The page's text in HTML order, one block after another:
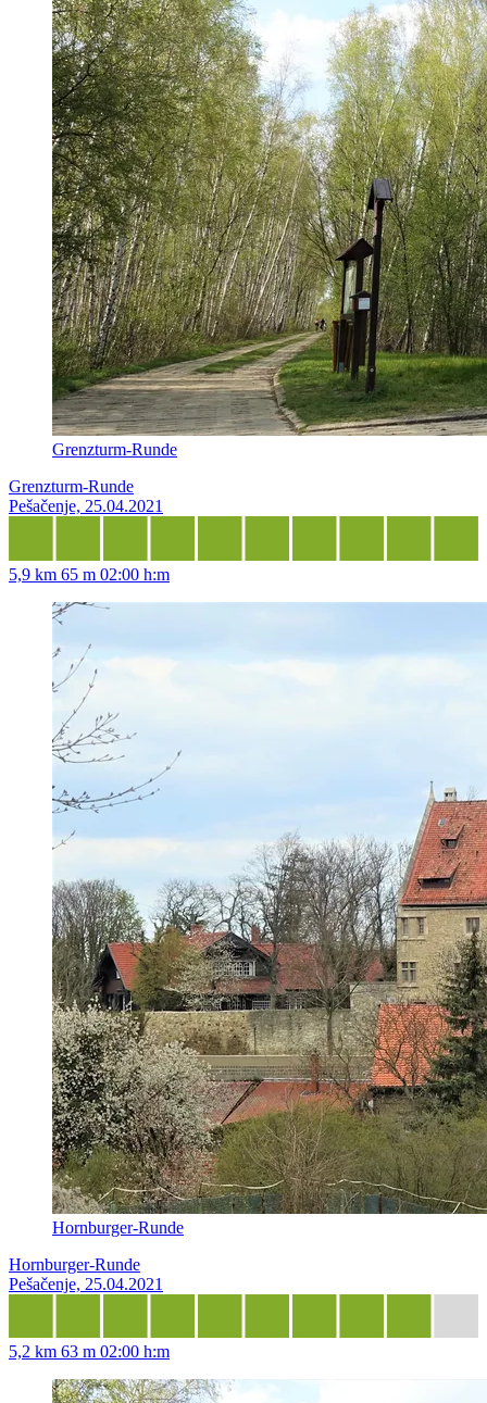
Grenzturm-Runde
Grenzturm-Runde
Pešačenje, 25.04.2021
5,9 km 65 m 02:00 h:m
Hornburger-Runde
Hornburger-Runde
Pešačenje, 25.04.2021
5,2 km 63 m 02:00 h:m